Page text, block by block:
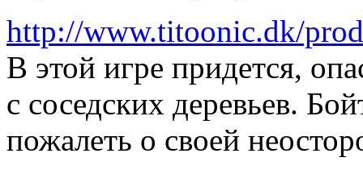
http://www.titoonic.dk/
В этой игре придется,
с соседских деревьев.
пожалеть о своей